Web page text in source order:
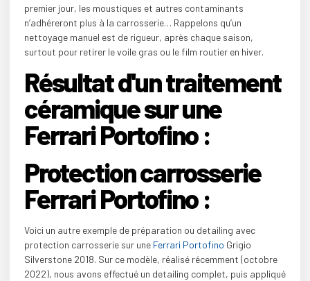
premier jour, les moustiques et autres contaminants
n’adhéreront plus à la carrosserie… Rappelons qu’un
nettoyage manuel est de rigueur, après chaque saison,
surtout pour retirer le voile gras ou le film routier en hiver.
Résultat d'un traitement
céramique sur une
Ferrari Portofino :
Protection carrosserie
Ferrari Portofino :
Voici un autre exemple de préparation ou detailing avec
protection carrosserie sur une Ferrari Portofino Grigio
Silverstone 2018. Sur ce modèle, réalisé récemment (octobre
2022), nous avons effectué un detailing complet, puis appliqué